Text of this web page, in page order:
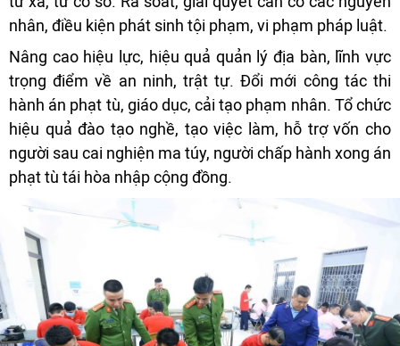
nhân, điều kiện phát sinh tội phạm, vi phạm pháp luật.
Nâng cao hiệu lực, hiệu quả quản lý địa bàn, lĩnh vực
trọng điểm về an ninh, trật tự. Đổi mới công tác thi
hành án phạt tù, giáo dục, cải tạo phạm nhân. Tổ chức
hiệu quả đào tạo nghề, tạo việc làm, hỗ trợ vốn cho
người sau cai nghiện ma túy, người chấp hành xong án
phạt tù tái hòa nhập cộng đồng.